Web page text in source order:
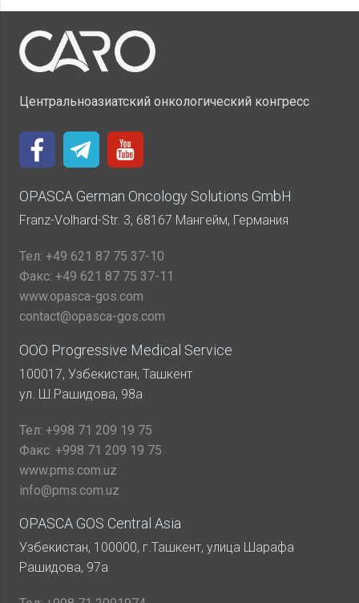
Центральноазиатский онкологический конгресс
OPASCA German Oncology Solutions GmbH
Franz-Volhard-Str. 3, 68167 Мангейм, Германия
Тел: +49 621 87 75 37-10
Факс: +49 621 87 75 37-11
www.opasca-gos.com
contact@opasca-gos.com
ООО Progressive Medical Service
100017, Узбекистан, Ташкент
ул. Ш.Рашидова, 98а
Тел: +998 71 209 19 75
Факс: +998 71 209 19 75
www.pms.com.uz
info@pms.com.uz
OPASCA GOS Central Asia
Узбекистан, 100000, г.Ташкент, улица Шарафа
Рашидова, 97а